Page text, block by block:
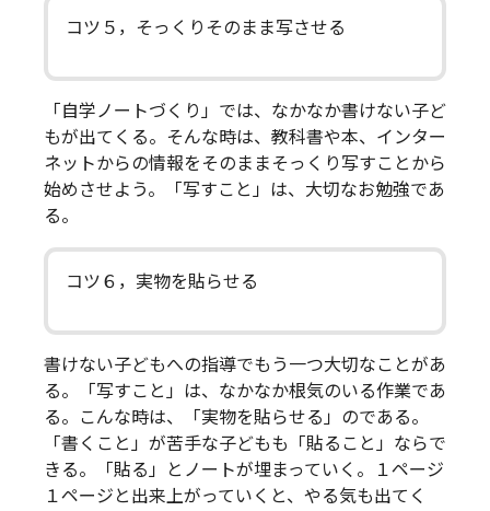
コツ５，そっくりそのまま写させる
「自学ノートづくり」では、なかなか書けない子ど
もが出てくる。そんな時は、教科書や本、インター
ネットからの情報をそのままそっくり写すことから
始めさせよう。「写すこと」は、大切なお勉強であ
る。
コツ６，実物を貼らせる
書けない子どもへの指導でもう一つ大切なことがあ
る。「写すこと」は、なかなか根気のいる作業であ
る。こんな時は、「実物を貼らせる」のである。
「書くこと」が苦手な子どもも「貼ること」ならで
きる。「貼る」とノートが埋まっていく。１ページ
１ページと出来上がっていくと、やる気も出てく